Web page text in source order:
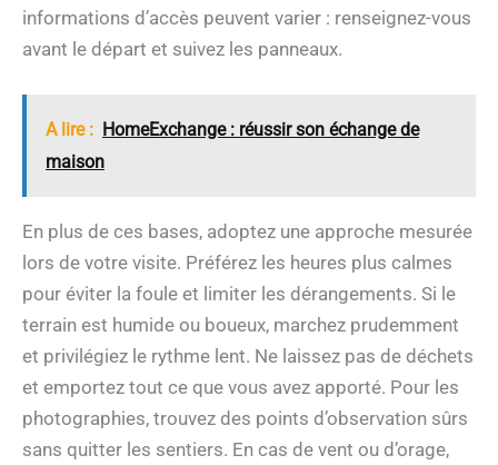
informations d’accès peuvent varier : renseignez-vous
avant le départ et suivez les panneaux.
A lire : HomeExchange : réussir son échange de
maison
En plus de ces bases, adoptez une approche mesurée
lors de votre visite. Préférez les heures plus calmes
pour éviter la foule et limiter les dérangements. Si le
terrain est humide ou boueux, marchez prudemment
et privilégiez le rythme lent. Ne laissez pas de déchets
et emportez tout ce que vous avez apporté. Pour les
photographies, trouvez des points d’observation sûrs
sans quitter les sentiers. En cas de vent ou d’orage,